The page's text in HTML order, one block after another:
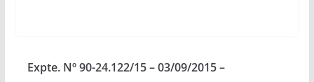
costo que demande la
Construcción de tres
Expte. Nº 90-24.122/15 – 03/09/2015 –